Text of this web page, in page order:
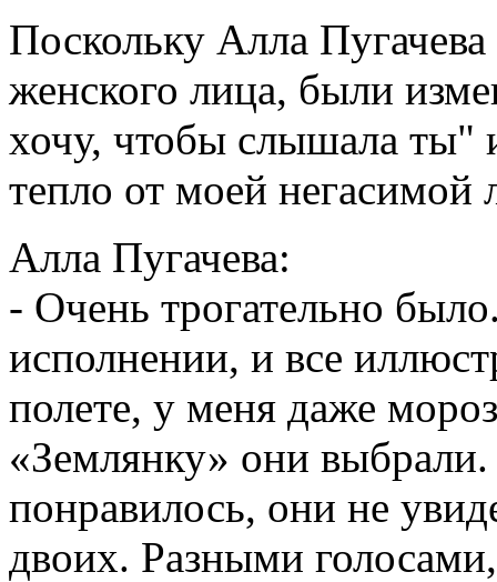
Поскольку Алла
женского лица, были
хочу, чтобы слышала ты"
тепло от моей негасимой
Алла Пугачева:
- Очень трогательно
исполнении, и все
полете, у меня даже
«Землянку» они
понравилось, они не
двоих. Разными